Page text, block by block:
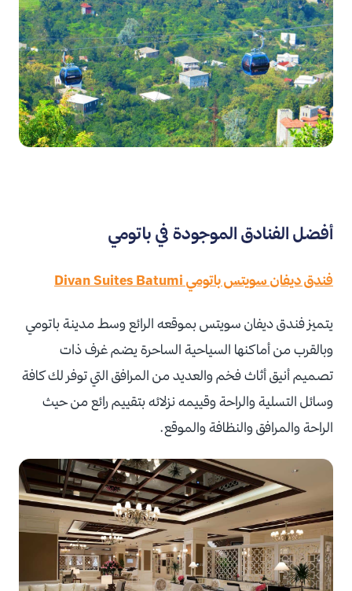
أفضل الفنادق الموجودة في باتومي
فندق ديفان سويتس باتومي Divan Suites Batumi
يتميز فندق ديفان سويتس بموقعه الرائع وسط مدينة باتومي
وبالقرب من أماكنها السياحية الساحرة يضم غرف ذات
تصميم أنيق أثاث فخم والعديد من المرافق التي توفر لك كافة
وسائل التسلية والراحة وقييمه نزلائه بتقييم رائع من حيث
الراحة والمرافق والنظافة والموقع.